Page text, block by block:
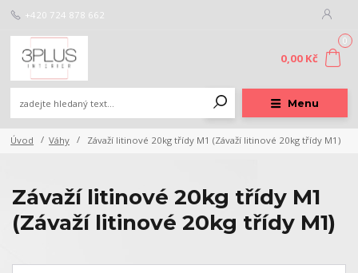
Menu
+420 724 878 662
0
0,00 Kč
Úvod Váhy Závaží litinové 20kg třídy M1 (Závaží litinové 20kg třídy M1)
Závaží litinové 20kg třídy M1
(Závaží litinové 20kg třídy M1)